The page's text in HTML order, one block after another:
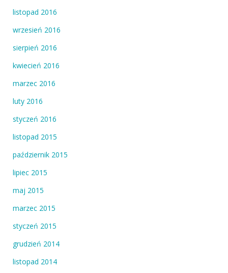
listopad 2016
wrzesień 2016
sierpień 2016
kwiecień 2016
marzec 2016
luty 2016
styczeń 2016
listopad 2015
październik 2015
lipiec 2015
maj 2015
marzec 2015
styczeń 2015
grudzień 2014
listopad 2014